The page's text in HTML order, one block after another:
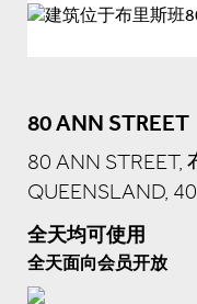
80 ANN STREET
80 ANN STREET,
QUEENSLAND,
全天均可使用
全天面向会员开放